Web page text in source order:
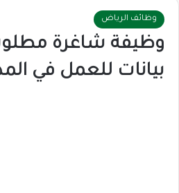
وظائف الرياض
وظيفة شاغرة
بيانات للعمل في